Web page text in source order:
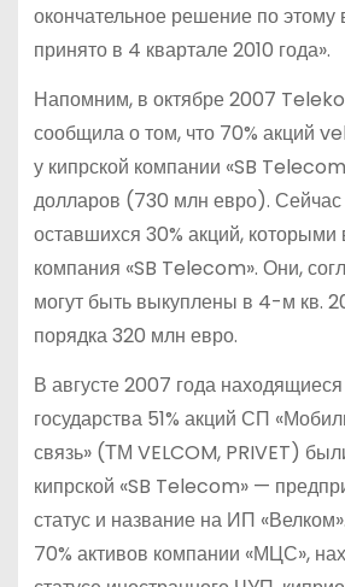
окончательное решение по этому
принято в 4 квартале 2010 года».
Напомним, в октябре 2007
сообщила о том, что 70% акций
у кипрской компании «SB
долларов (730 млн евро). Сейчас
оставшихся 30% акций, которыми
компания «SB Telecom». Они,
могут быть выкуплены в 4-м кв.
порядка 320 млн евро.
В августе 2007 года
государства 51% акций СП
связь» (ТМ VELCOM, PRIVET)
кипрской «SB Telecom» —
статус и название на ИП
70% активов компании «МЦС»,